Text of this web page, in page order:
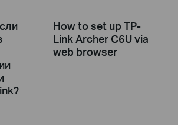
How to set up TP-
Link Archer C6U via
web browser